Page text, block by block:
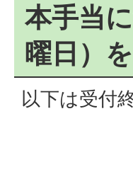
本手当
曜日）
以下は受付